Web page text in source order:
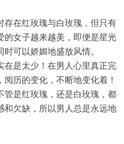
存在红玫瑰与白玫瑰，但只有
的女子越来越美，即便是星光
可以娇媚地盛放风情。
在是太少！在男人心里真正完
历的变化，不断地变化着！
管是红玫瑰，还是白玫瑰，都
和欠缺，所以男人总是永远地